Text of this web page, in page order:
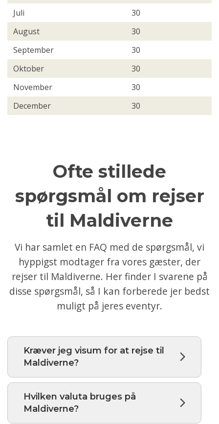
Juli
30
August
30
September
30
Oktober
30
November
30
December
30
Ofte stillede
spørgsmål om rejser
til Maldiverne
Vi har samlet en FAQ med de spørgsmål, vi
hyppigst modtager fra vores gæster, der
rejser til Maldiverne. Her finder I svarene på
disse spørgsmål, så I kan forberede jer bedst
muligt på jeres eventyr.
Kræver jeg visum for at rejse til
Maldiverne?
Hvilken valuta bruges på
Maldiverne?